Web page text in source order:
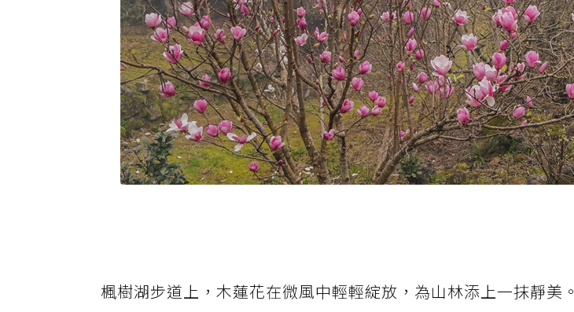
楓樹湖步道上，木蓮花在微風中輕輕綻放，為山林添上一抹靜美。